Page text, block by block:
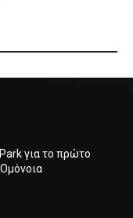
για το πρώτο